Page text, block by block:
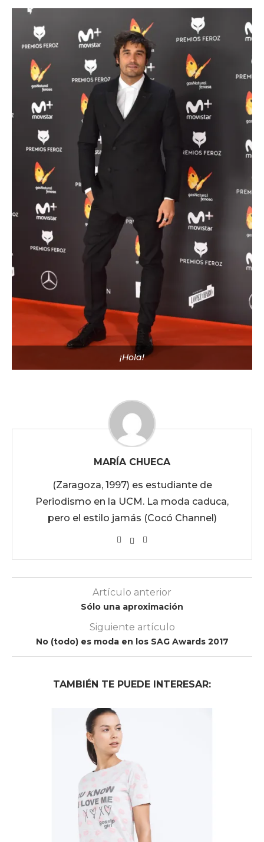
¡Hola!
MARÍA CHUECA
(Zaragoza, 1997) es estudiante de
Periodismo en la UCM. La moda caduca,
pero el estilo jamás (Cocó Channel)
Artículo anterior
Sólo una aproximación
Siguiente artículo
No (todo) es moda en los SAG Awards 2017
TAMBIÉN TE PUEDE INTERESAR: